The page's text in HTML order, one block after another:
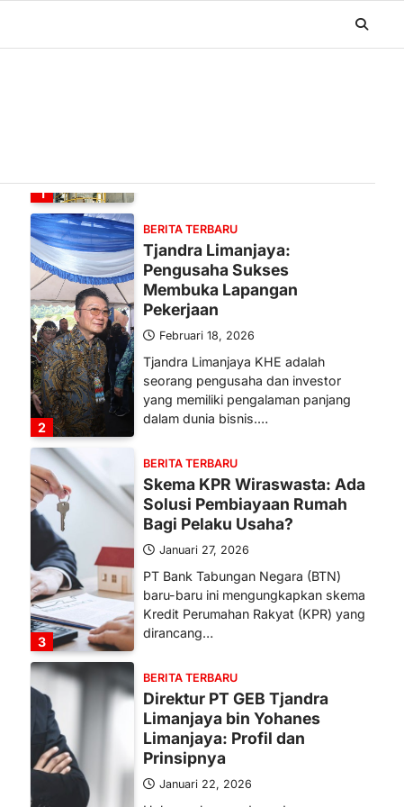
1
situasi…
2
BERITA TERBARU
Tjandra Limanjaya:
Pengusaha Sukses
Membuka Lapangan
Pekerjaan
Februari 18, 2026
Tjandra Limanjaya KHE adalah
seorang pengusaha dan investor
yang memiliki pengalaman panjang
dalam dunia bisnis.…
3
BERITA TERBARU
Skema KPR Wiraswasta: Ada
Solusi Pembiayaan Rumah
Bagi Pelaku Usaha?
Januari 27, 2026
PT Bank Tabungan Negara (BTN)
baru-baru ini mengungkapkan skema
Kredit Perumahan Rakyat (KPR) yang
dirancang…
BERITA TERBARU
Direktur PT GEB Tjandra
Limanjaya bin Yohanes
Limanjaya: Profil dan
Prinsipnya
Januari 22, 2026